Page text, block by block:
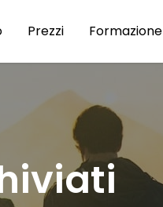
Prezzi Formazione